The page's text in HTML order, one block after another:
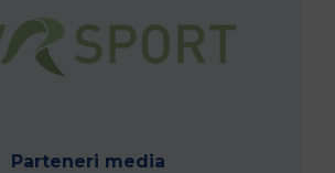
Parteneri media